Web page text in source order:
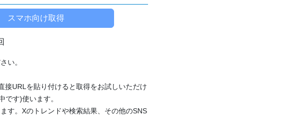
い。
URLを貼り付けると取得をお試しいただけ
です)使います。
す。Xのトレンドや検索結果、その他のSNS